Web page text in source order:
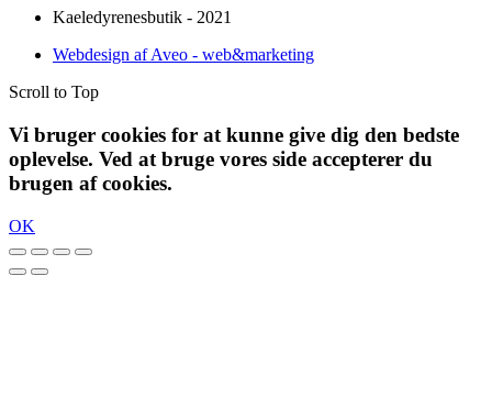
Kaeledyrenesbutik - 2021
Webdesign af Aveo - web&marketing
Scroll to Top
Vi bruger cookies for at kunne give dig den bedste
oplevelse. Ved at bruge vores side accepterer du
brugen af cookies.
OK